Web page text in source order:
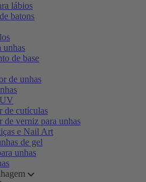
lábios
batons
unhas
de base
de unhas
de cutículas
de verniz para unhas
e Nail Art
de gel
unhas